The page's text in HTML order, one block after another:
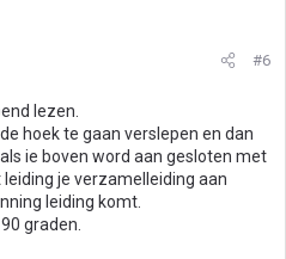
#6
lezen.
hoek te gaan verslepen en dan
ie boven word aan gesloten met
je verzamelleiding aan
leiding komt.
graden.